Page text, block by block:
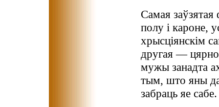
Самая заўзятая
полу і кароне,
хрысціянскім
другая —
мужы занадта
тым, што яны
забраць яе сабе.